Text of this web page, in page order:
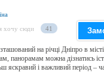
хочу сюди 41
на річці Дніпро в
панорамам можна дізнатись
яскравий і важливий період –